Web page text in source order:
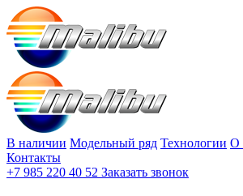
В наличии Модельный ряд Технологии О
Контакты
+7 985 220 40 52 Заказать звонок